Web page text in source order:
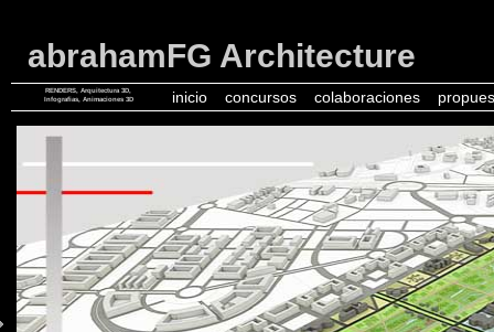
abrahamFG Architecture
RENDERS, Arquitectura 3D,
Infografias, Animaciones 3D
inicio concursos colaboraciones